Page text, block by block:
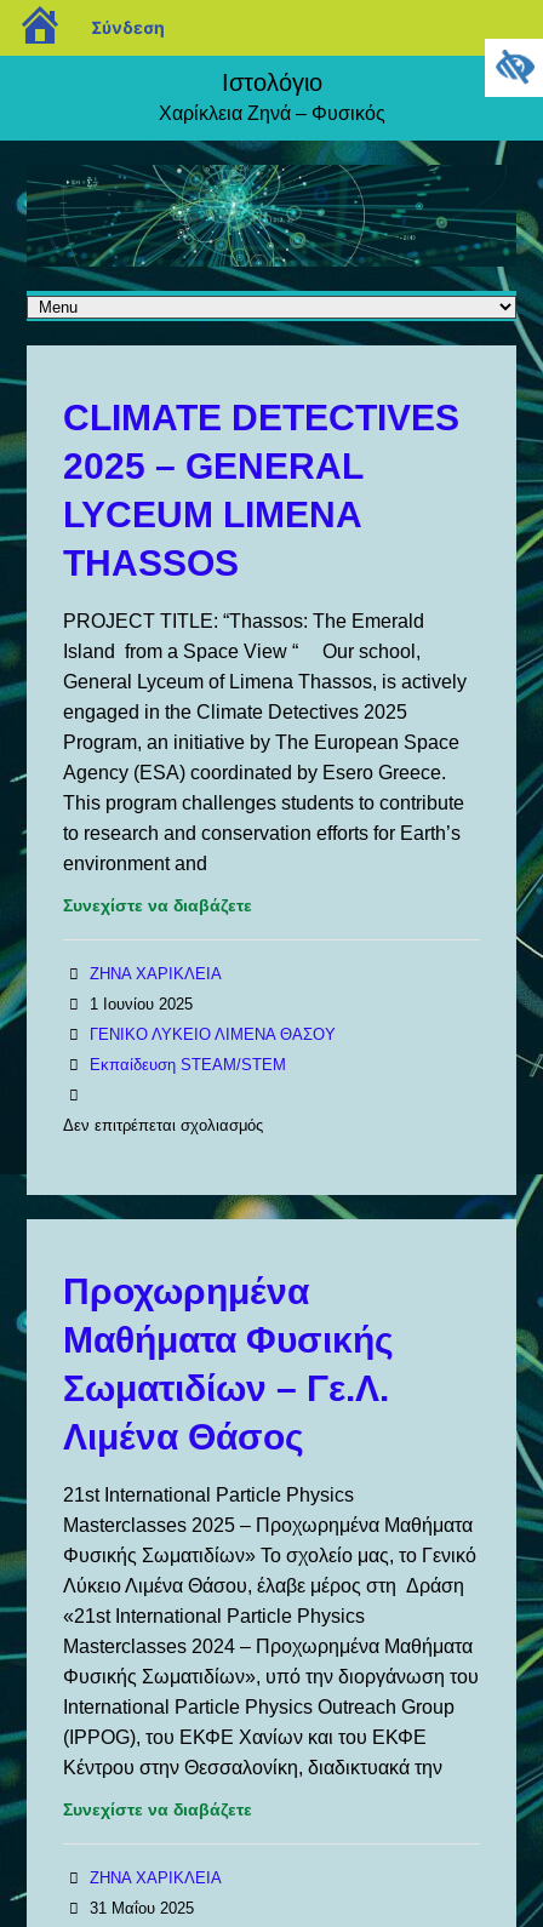
blogs.sch.gr
Σύνδεση
Ιστολόγιο
Χαρίκλεια Ζηνά – Φυσικός
CLIMATE DETECTIVES
2025 – GENERAL
LYCEUM LIMENA
THASSOS
PROJECT TITLE: “Thassos: The Emerald
Island from a Space View “ Our school,
General Lyceum of Limena Thassos, is actively
engaged in the Climate Detectives 2025
Program, an initiative by The European Space
Agency (ESA) coordinated by Esero Greece.
This program challenges students to contribute
to research and conservation efforts for Earth’s
environment and
Συνεχίστε να διαβάζετε
ΖΗΝΑ ΧΑΡΙΚΛΕΙΑ
1 Ιουνίου 2025
ΓΕΝΙΚΟ ΛΥΚΕΙΟ ΛΙΜΕΝΑ ΘΑΣΟΥ
Εκπαίδευση STEAM/STEM
Δεν επιτρέπεται σχολιασμός
DETECTIVES
–
GENERAL
LYCEUM
THASSOS
Προχωρημένα
Μαθήματα Φυσικής
Σωματιδίων – Γε.Λ.
Λιμένα Θάσος
21st International Particle Physics
Masterclasses 2025 – Προχωρημένα Μαθήματα
Φυσικής Σωματιδίων» Το σχολείο μας, το Γενικό
Λύκειο Λιμένα Θάσου, έλαβε μέρος στη Δράση
«21st International Particle Physics
Masterclasses 2024 – Προχωρημένα Μαθήματα
Φυσικής Σωματιδίων», υπό την διοργάνωση του
International Particle Physics Outreach Group
(IPPOG), του ΕΚΦΕ Χανίων και του ΕΚΦΕ
Κέντρου στην Θεσσαλονίκη, διαδικτυακά την
Συνεχίστε να διαβάζετε
ΖΗΝΑ ΧΑΡΙΚΛΕΙΑ
31 Μαΐου 2025